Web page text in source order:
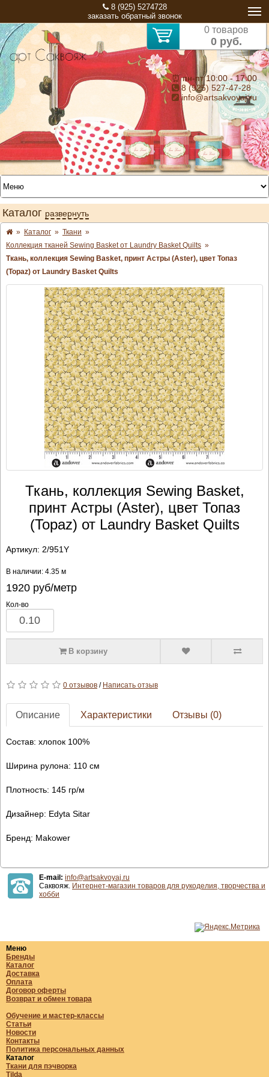
8 (925) 5274728
заказать обратный звонок
0 товаров
0 руб.
⏰ пн-пт 10:00 - 17:00
8 (925) 527-47-28
info@artsakvoyaj.ru
Каталог развернуть
» Каталог » Ткани »
Коллекция тканей Sewing Basket от Laundry Basket Quilts »
Ткань, коллекция Sewing Basket, принт Астры (Aster), цвет Топаз
(Topaz) от Laundry Basket Quilts
Ткань, коллекция Sewing Basket,
принт Астры (Aster), цвет Топаз
(Topaz) от Laundry Basket Quilts
Артикул: 2/951Y
В наличии: 4.35 м
1920руб/метр
Кол-во
В корзину
0 отзывов/ Написать отзыв
Описание Характеристики Отзывы (0)
Состав: хлопок 100%
Ширина рулона: 110 см
Плотность: 145 гр/м
Дизайнер: Edyta Sitar
Бренд: Makower
E-mail: info@artsakvoyaj.ru
Саквояж. Интернет-магазин товаров для рукоделия, творчества и
хобби
Меню
Бренды
Каталог
Доставка
Оплата
Договор оферты
Возврат и обмен товара
Обучение и мастер-классы
Статьи
Новости
Контакты
Политика персональных данных
Каталог
Ткани для пэчворка
Tilda